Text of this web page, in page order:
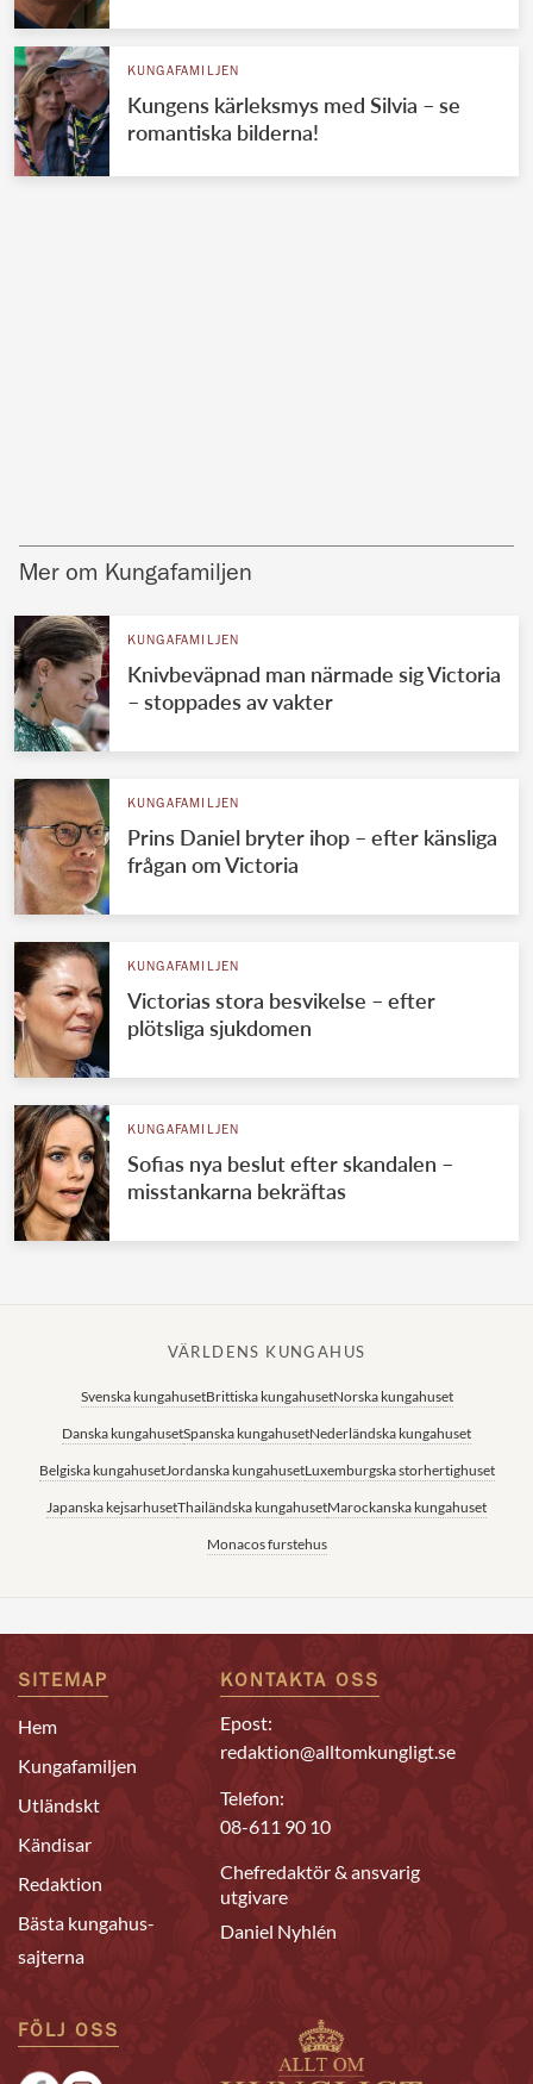
KUNGAFAMILJEN
Kungens kärleksmys med Silvia – se
romantiska bilderna!
Mer om Kungafamiljen
KUNGAFAMILJEN
Knivbeväpnad man närmade sig Victoria
– stoppades av vakter
KUNGAFAMILJEN
Prins Daniel bryter ihop – efter känsliga
frågan om Victoria
KUNGAFAMILJEN
Victorias stora besvikelse – efter
plötsliga sjukdomen
KUNGAFAMILJEN
Sofias nya beslut efter skandalen –
misstankarna bekräftas
VÄRLDENS KUNGAHUS
Svenska kungahusetBrittiska kungahusetNorska kungahuset
Danska kungahusetSpanska kungahusetNederländska kungahuset
Belgiska kungahusetJordanska kungahusetLuxemburgska storhertighuset
Japanska kejsarhusetThailändska kungahusetMarockanska kungahuset
Monacos furstehus
SITEMAP
Hem
Kungafamiljen
Utländskt
Kändisar
Redaktion
Bästa kungahus-
sajterna
KONTAKTA OSS
Epost:
redaktion@alltomkungligt.se
Telefon:
08-611 90 10
Chefredaktör & ansvarig
utgivare
Daniel Nyhlén
FÖLJ OSS